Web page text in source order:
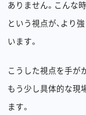
ありません。こんな
という視点が、より
います。
こうした視点を手がか
もう少し具体的な現
ます。